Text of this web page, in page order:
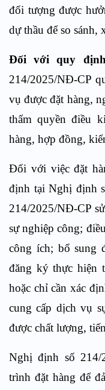
đối tượng được
dự thầu để so sánh,
Đối với quy
214/2025/NĐ-CP
vụ được đặt hàng,
thẩm quyền điều
hàng, hợp đồng,
Đối với việc đặt
định tại Nghị định
214/2025/NĐ-CP
sự nghiệp công;
công ích; bổ sung
đăng ký thực hiện
hoặc chỉ cần xác
cung cấp dịch vụ
được chất lượng,
Nghị định số 214/
trình đặt hàng để